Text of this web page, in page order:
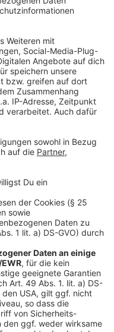
spielt. Die
Themen
zwei Drittel
Themen genau
Krieg und Frieden,
Die Experten der
es nötig wäre, dass
Interesse aber
Einsatz lohnt und
werden.